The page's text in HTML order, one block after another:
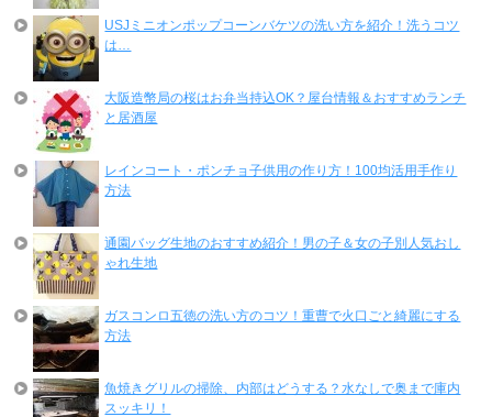
USJミニオンポップコーンバケツの洗い方を紹介！洗うコツ
は…
大阪造幣局の桜はお弁当持込OK？屋台情報＆おすすめランチ
と居酒屋
レインコート・ポンチョ子供用の作り方！100均活用手作り
方法
通園バッグ生地のおすすめ紹介！男の子＆女の子別人気おし
ゃれ生地
ガスコンロ五徳の洗い方のコツ！重曹で火口ごと綺麗にする
方法
魚焼きグリルの掃除、内部はどうする？水なしで奥まで庫内
スッキリ！